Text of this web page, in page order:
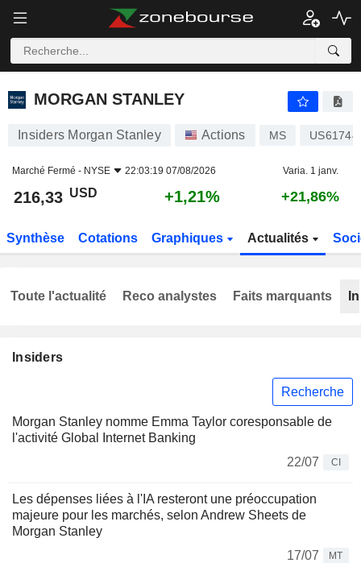
MORGAN STANLEY
MORGAN STANLEY
Insiders Morgan Stanley Actions MS
Marché Fermé - NYSE 22:03:19 07/08/2026 Varia. 1 janv.
216,33 USD +1,21% +21,86%
Synthèse Cotations Graphiques Actualités
Insiders
Recherche
Morgan Stanley nomme Emma Taylor coresponsable de
l'activité Global Internet Banking
22/07
CI
Les dépenses liées à l'IA resteront une préoccupation
majeure pour les marchés, selon Andrew Sheets de
Morgan Stanley
17/07
MT
Toute l'actualité Reco analystes Faits marquants